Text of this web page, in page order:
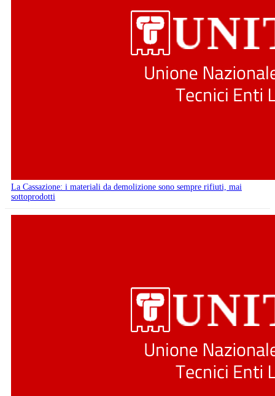
La Cassazione: i materiali da demolizione sono sempre rifiuti, mai
sottoprodotti